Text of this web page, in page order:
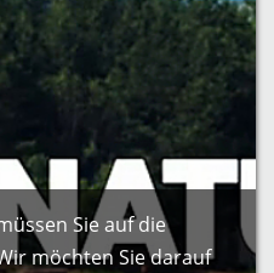
Sie auf die
möchten Sie darauf